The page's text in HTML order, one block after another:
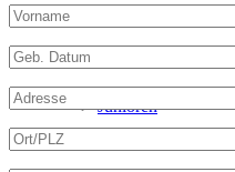
Junioren